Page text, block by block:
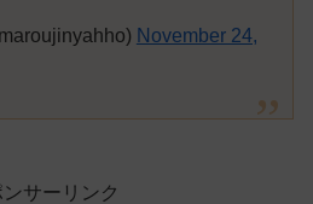
November 24,
ンサーリンク